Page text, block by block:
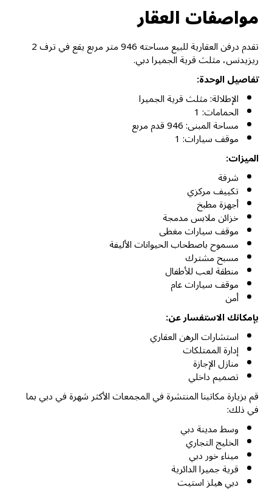
مواصفات العقار
تقدم درفن العقارية للبيع مساحته 946 متر مربع يقع في ترف 2
ريزيدنس، مثلث قرية الجميرا دبي.
تفاصيل الوحدة:
الإطلالة: مثلث قرية الجميرا
الحمامات: 1
مساحة المبنى: 946 قدم مربع
موقف سيارات: 1
الميزات:
شرفة
تكييف مركزي
أجهزة مطبخ
خزائن ملابس مدمجة
موقف سيارات مغطى
مسموح باصطحاب الحيوانات الأليفة
مسبح مشترك
منطقة لعب للأطفال
موقف سيارات عام
أمن
بإمكانك الاستفسار عن:
استشارات الرهن العقاري
إدارة الممتلكات
منازل الإجازة
تصميم داخلي
قم بزيارة مكاتبنا المنتشرة في المجمعات الأكثر شهرة في دبي بما
في ذلك:
وسط مدينة دبي
الخليج التجاري
ميناء خور دبي
قرية جميرا الدائرية
دبي هيلز استيت